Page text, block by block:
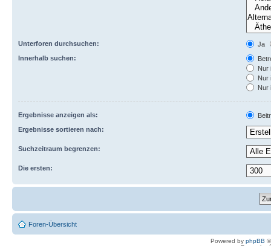
Unterforen durchsuchen:
Ja
Innerhalb suchen:
Nur
Nur
Nur
Ergebnisse anzeigen als:
Ergebnisse sortieren nach:
Suchzeitraum begrenzen:
Die ersten:
Foren-Übersicht
Powered by phpBB